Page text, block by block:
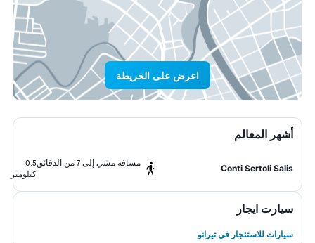
اعرض على الخريطة
أشهر المعالم
Conti Sertoli Salis
مسافة مشي إلى 7 من الدقائق
0.5
كيلومتر
سيارت ايجار
سيارات للاستئجار في تيرانو